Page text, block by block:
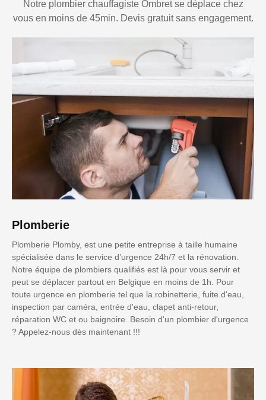
Notre plombier chauffagiste Ombret se déplace chez
vous en moins de 45min. Devis gratuit sans engagement.
Plomberie
Plomberie Plomby, est une petite entreprise à taille humaine
spécialisée dans le service d’urgence 24h/7 et la rénovation.
Notre équipe de plombiers qualifiés est là pour vous servir et
peut se déplacer partout en Belgique en moins de 1h. Pour
toute urgence en plomberie tel que la robinetterie, fuite d'eau,
inspection par caméra, entrée d'eau, clapet anti-retour,
réparation WC et ou baignoire. Besoin d'un plombier d'urgence
? Appelez-nous dès maintenant !!!